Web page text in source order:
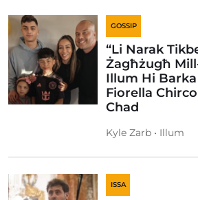
GOSSIP
“Li Narak
Żagħżugħ
Illum Hi Barka
Fiorella
Chad
Kyle Zarb • Illum
ISSA